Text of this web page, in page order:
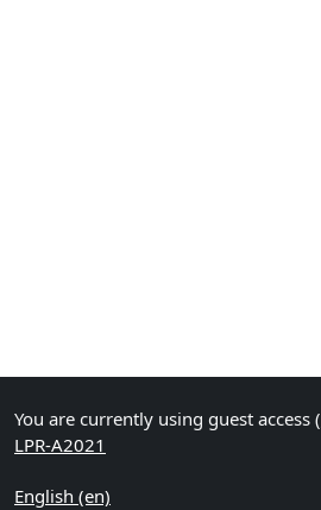
You are currently using guest access (
LPR-A2021
English ‎(en)‎